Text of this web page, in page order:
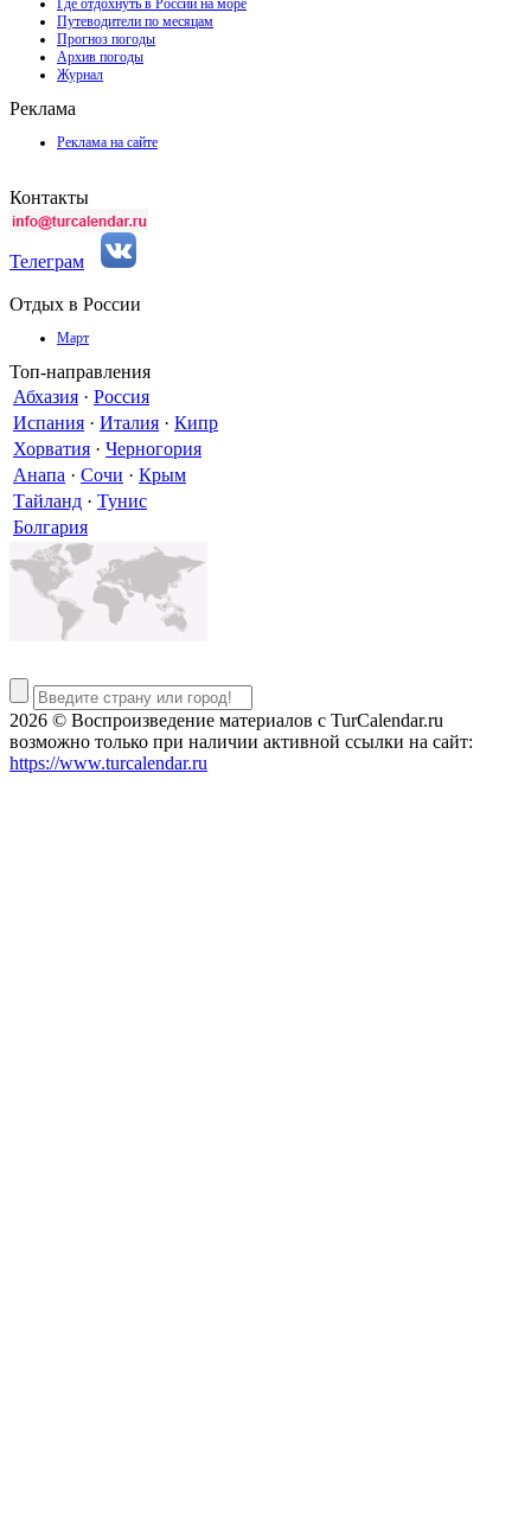
Путеводители по месяцам
Прогноз погоды
Архив погоды
Журнал
Реклама
Реклама на сайте
Контакты
Телеграм
Отдых в России
Март
Топ-направления
Абхазия · Россия
Испания · Италия · Кипр
Хорватия · Черногория
Анапа · Сочи · Крым
Тайланд · Тунис
Болгария
2026 © Воспроизведение материалов c TurCalendar.ru
возможно только при наличии активной ссылки на сайт:
https://www.turcalendar.ru